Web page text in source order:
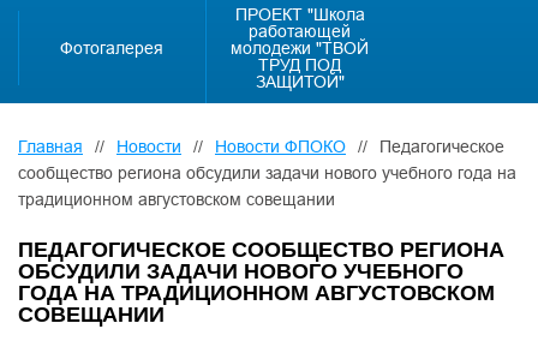
Фотогалерея
ПРОЕКТ "Школа
работающей
молодежи "ТВОЙ
ТРУД ПОД
ЗАЩИТОЙ"
Главная // Новости // Новости ФПОКО //
Педагогическое
сообщество региона обсудили задачи нового учебного года на
традиционном августовском совещании
ПЕДАГОГИЧЕСКОЕ СООБЩЕСТВО РЕГИОНА
ОБСУДИЛИ ЗАДАЧИ НОВОГО УЧЕБНОГО
ГОДА НА ТРАДИЦИОННОМ АВГУСТОВСКОМ
СОВЕЩАНИИ